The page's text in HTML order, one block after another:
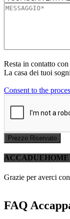
Resta in contatto
La casa dei tuoi
Consent to the
Prezzo Riservato
Grazie per averci
FAQ